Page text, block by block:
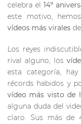
celebra el 14º
este motivo,
vídeos más virales
Los reyes
rival alguno, los
esta categoría,
récords habidos y
vídeo más visto de
alguna duda del
claro. Sus más de